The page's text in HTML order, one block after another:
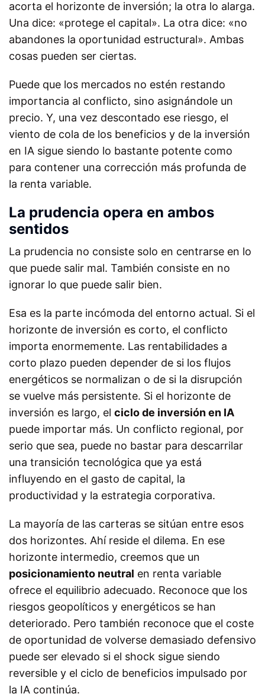
acorta el horizonte de inversión; la otra lo alarga.
Una dice: «protege el capital». La otra dice: «no
abandones la oportunidad estructural». Ambas
cosas pueden ser ciertas.
Puede que los mercados no estén restando
importancia al conflicto, sino asignándole un
precio. Y, una vez descontado ese riesgo, el
viento de cola de los beneficios y de la inversión
en IA sigue siendo lo bastante potente como
para contener una corrección más profunda de
la renta variable.
La prudencia opera en ambos
sentidos
La prudencia no consiste solo en centrarse en lo
que puede salir mal. También consiste en no
ignorar lo que puede salir bien.
Esa es la parte incómoda del entorno actual. Si el
horizonte de inversión es corto, el conflicto
importa enormemente. Las rentabilidades a
corto plazo pueden depender de si los flujos
energéticos se normalizan o de si la disrupción
se vuelve más persistente. Si el horizonte de
inversión es largo, el ciclo de inversión en IA
puede importar más. Un conflicto regional, por
serio que sea, puede no bastar para descarrilar
una transición tecnológica que ya está
influyendo en el gasto de capital, la
productividad y la estrategia corporativa.
La mayoría de las carteras se sitúan entre esos
dos horizontes. Ahí reside el dilema. En ese
horizonte intermedio, creemos que un
posicionamiento neutral en renta variable
ofrece el equilibrio adecuado. Reconoce que los
riesgos geopolíticos y energéticos se han
deteriorado. Pero también reconoce que el coste
de oportunidad de volverse demasiado defensivo
puede ser elevado si el shock sigue siendo
reversible y el ciclo de beneficios impulsado por
la IA continúa.